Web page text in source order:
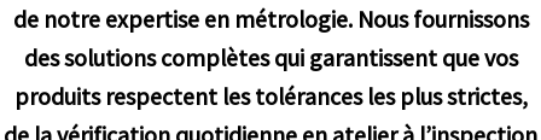
de notre expertise en métrologie. Nous fournissons
des solutions complètes qui garantissent que vos
produits respectent les tolérances les plus strictes,